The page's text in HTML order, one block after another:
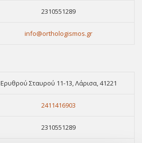
2310551289
info@orthologismos.gr
Ερυθρού Σταυρού 11-13, Λάρισα, 41221
2411416903
2310551289